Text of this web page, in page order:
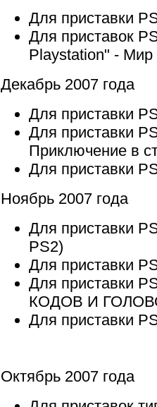
Для приставки
Для приставок
Playstation" -
Декабрь 2007 года
Для приставки
Для приставки
Приключение в
Для приставки
Ноябрь 2007 года
Для приставки
PS2)
Для приставки
Для приставки
КОДОВ И
Для приставки
Октябрь 2007 года